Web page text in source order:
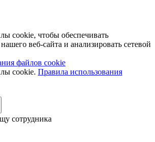
cookie, чтобы обеспечивать
веб-сайта и анализировать сетевой
файлов cookie
cookie. Правила использования
сотрудника